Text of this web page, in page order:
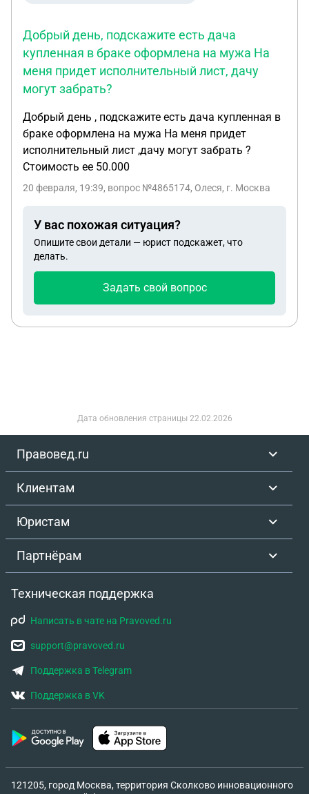
Добрый день, подскажите есть дача
купленная в браке оформлена на мужа На
меня придет исполнительный лист, дачу
могут забрать?
Добрый день , подскажите есть дача купленная в
браке оформлена на мужа На меня придет
исполнительный лист ,дачу могут забрать ?
Стоимость ее 50.000
20 февраля, 19:39, вопрос №4865174, Олеся, г. Москва
У вас похожая ситуация?
Опишите свои детали — юрист подскажет, что
делать.
Задать свой вопрос
Дата обновления страницы 22.02.2026
Правовед.ru
Клиентам
Юристам
Партнёрам
Техническая поддержка
Написать в чате на Pravoved.ru
support@pravoved.ru
Поддержка в Telegram
Поддержка в VK
121205, город Москва, территория Сколково инновационного